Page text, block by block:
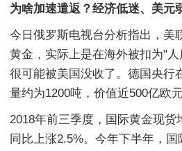
为啥加速遣返？经济低迷、美元
今日俄罗斯电视台分析指出，美
黄金，实际上是在海外被扣为"
很可能被美国没收了。德国央行
量约为1200吨，价值近500亿欧元
2018年前三季度，国际黄金现货
同比上涨2.5%。今年下半年，